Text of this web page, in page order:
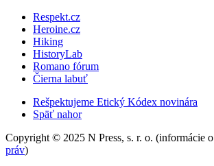
Respekt.cz
Heroine.cz
Hiking
HistoryLab
Romano fórum
Čierna labuť
Rešpektujeme Etický Kódex novinára
Späť nahor
Copyright © 2025 N Press, s. r. o. (informácie o
práv)